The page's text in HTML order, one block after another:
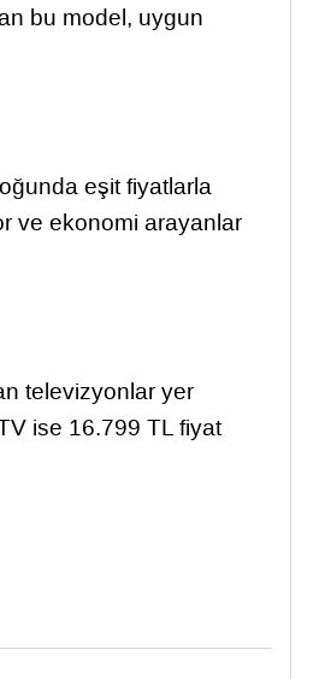
bu model, uygun
eşit fiyatlarla
ve ekonomi arayanlar
televizyonlar yer
ise 16.799 TL fiyat